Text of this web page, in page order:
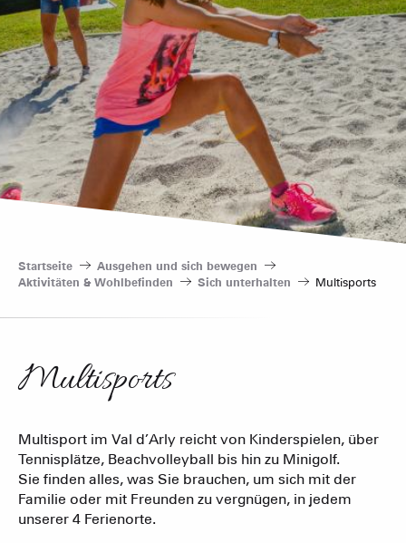
Startseite
Ausgehen und sich bewegen
Aktivitäten & Wohlbefinden
Sich unterhalten Multisports
Multisports
Multisport im Val d’Arly reicht von Kinderspielen, über
Tennisplätze, Beachvolleyball bis hin zu Minigolf.
Sie finden alles, was Sie brauchen, um sich mit der
Familie oder mit Freunden zu vergnügen, in jedem
unserer 4 Ferienorte.